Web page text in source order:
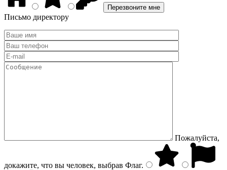
Письмо директору
Пожалуйста,
докажите, что вы человек, выбрав Флаг.